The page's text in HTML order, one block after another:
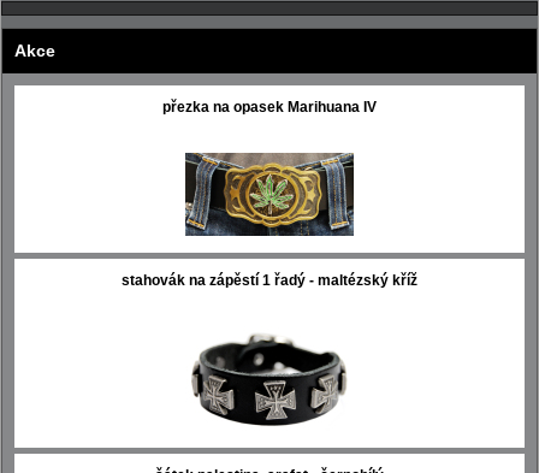
Akce
přezka na opasek Marihuana IV
stahovák na zápěstí 1 řadý - maltézský kříž